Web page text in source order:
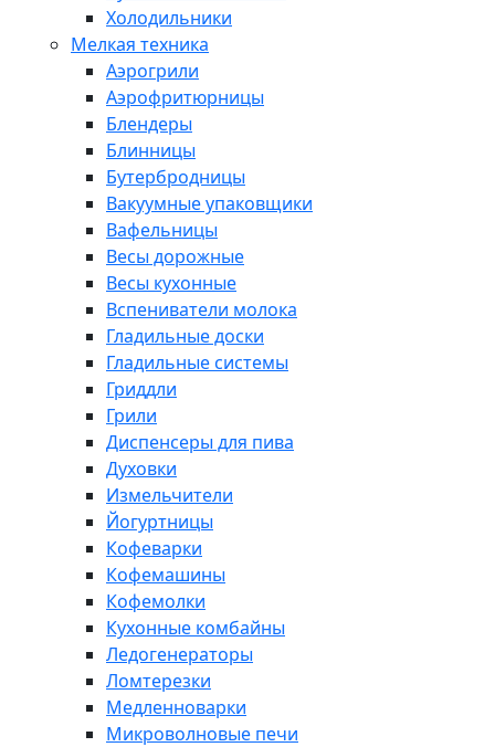
Холодильники
Мелкая техника
Аэрогрили
Аэрофритюрницы
Блендеры
Блинницы
Бутербродницы
Вакуумные упаковщики
Вафельницы
Весы дорожные
Весы кухонные
Вспениватели молока
Гладильные доски
Гладильные системы
Гриддли
Грили
Диспенсеры для пива
Духовки
Измельчители
Йогуртницы
Кофеварки
Кофемашины
Кофемолки
Кухонные комбайны
Ледогенераторы
Ломтерезки
Медленноварки
Микроволновые печи